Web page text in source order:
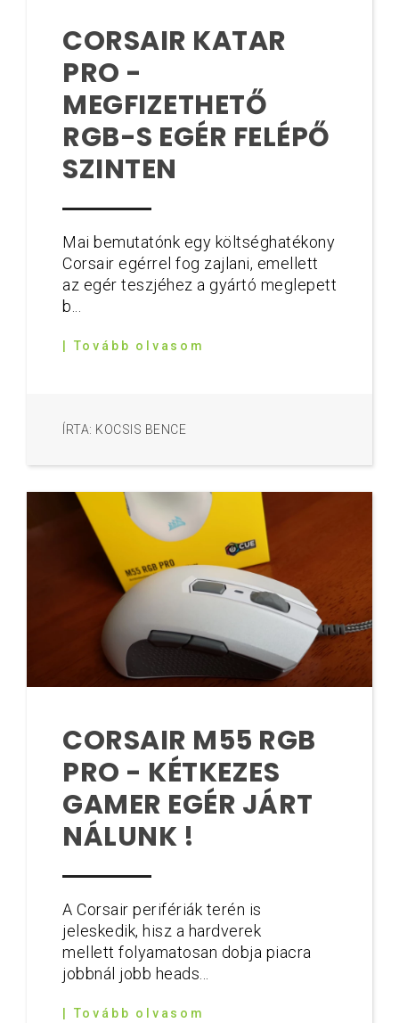
CORSAIR KATAR
PRO -
MEGFIZETHETŐ
RGB-S EGÉR FELÉPŐ
SZINTEN
Mai bemutatónk egy költséghatékony
Corsair egérrel fog zajlani, emellett
az egér teszjéhez a gyártó meglepett
b...
| Tovább olvasom
ÍRTA: KOCSIS BENCE
CORSAIR M55 RGB
PRO - KÉTKEZES
GAMER EGÉR JÁRT
NÁLUNK !
A Corsair perifériák terén is
jeleskedik, hisz a hardverek
mellett folyamatosan dobja piacra
jobbnál jobb heads...
| Tovább olvasom